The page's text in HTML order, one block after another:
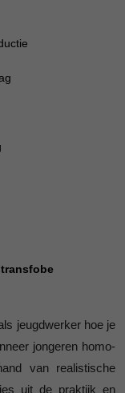
jeugdwerker hoe je
jongeren homo-
van realistische
uit de praktijk en